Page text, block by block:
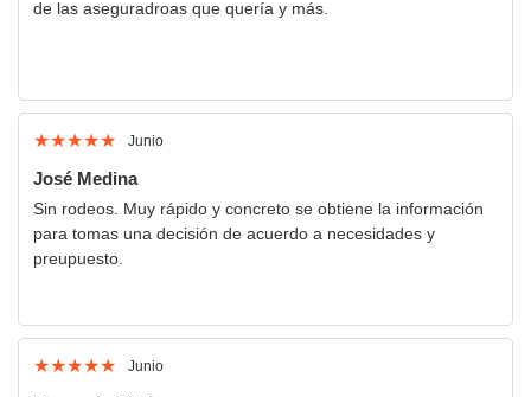
de las aseguradroas que quería y más.
★★★★★ Junio
José Medina
Sin rodeos. Muy rápido y concreto se obtiene la información
para tomas una decisión de acuerdo a necesidades y
preupuesto.
★★★★★ Junio